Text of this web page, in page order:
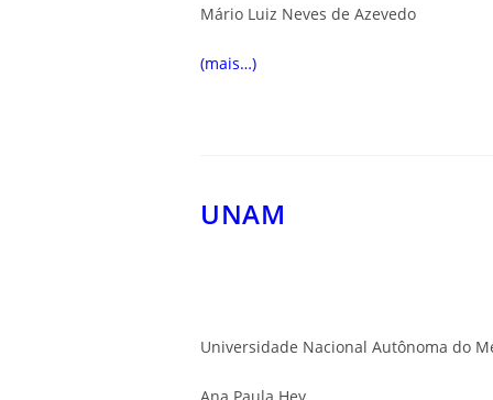
Mário Luiz Neves de Azevedo
(mais…)
UNAM
Universidade Nacional Autônoma do